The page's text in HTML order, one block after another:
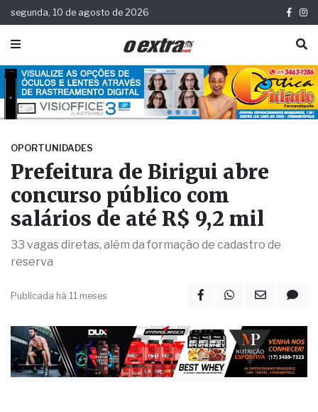
segunda, 10 de agosto de 2026
OPORTUNIDADES
Prefeitura de Birigui abre
concurso público com
salários de até R$ 9,2 mil
33 vagas diretas, além da formação de cadastro de